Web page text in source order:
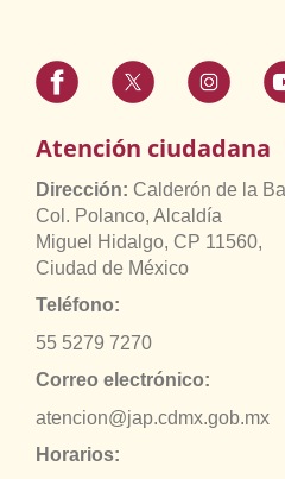
Atención ciudadana
Dirección: Calderón de la
Col. Polanco, Alcaldía
Miguel Hidalgo, CP 11560,
Ciudad de México
Teléfono:
55 5279 7270
Correo electrónico:
atencion@jap.cdmx.gob.mx
Horarios: